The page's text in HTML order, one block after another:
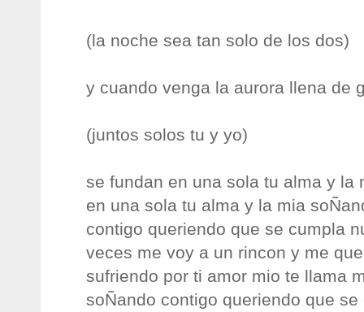
(la noche sea tan solo de los dos)
y cuando venga la aurora llena de
(juntos solos tu y yo)
se fundan en una sola tu alma y la
en una sola tu alma y la mia
contigo queriendo que se cumpla
veces me voy a un rincon y me
sufriendo por ti amor mio te llama
soÑando contigo queriendo que se